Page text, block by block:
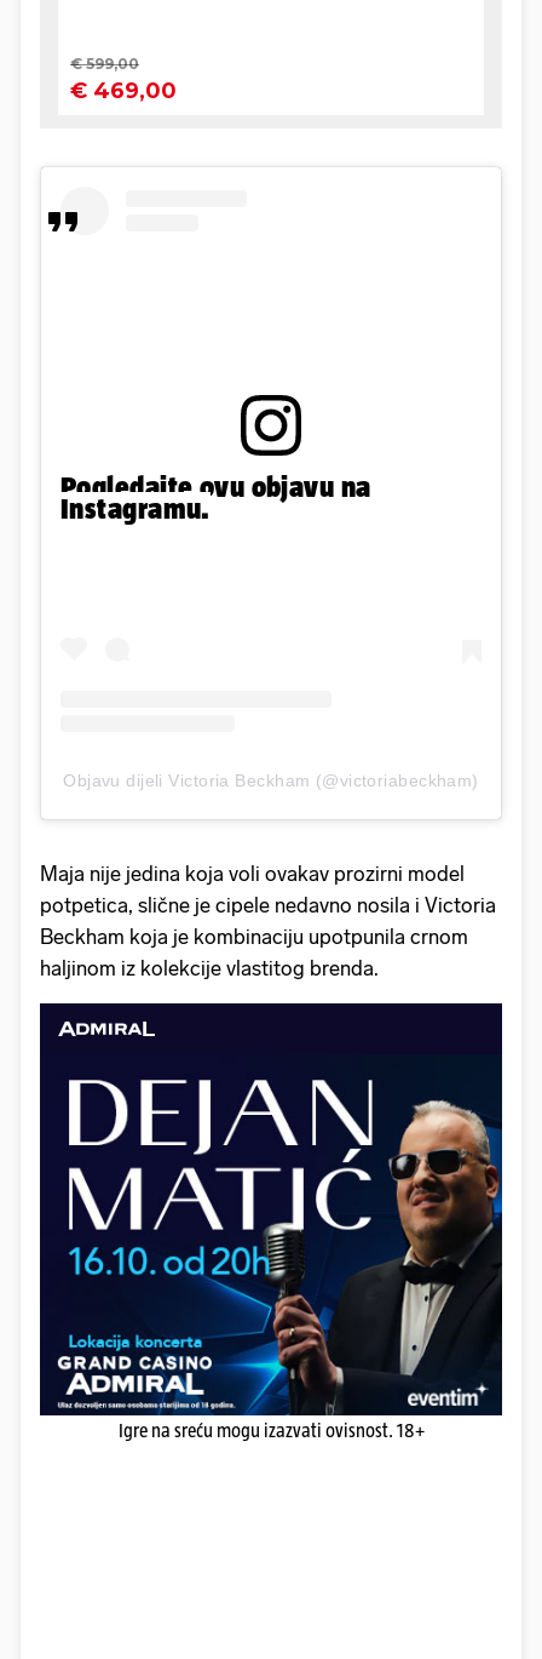
Pogledajte ovu objavu na
Instagramu.
Objavu dijeli Victoria Beckham (@victoriabeckham)
Maja nije jedina koja voli ovakav prozirni model
potpetica, slične je cipele nedavno nosila i Victoria
Beckham koja je kombinaciju upotpunila crnom
haljinom iz kolekcije vlastitog brenda.
Igre na sreću mogu izazvati ovisnost. 18+